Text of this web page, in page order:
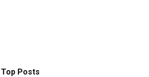
Top Posts